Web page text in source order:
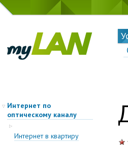
Интернет по
оптическому каналу
Интернет в квартиру